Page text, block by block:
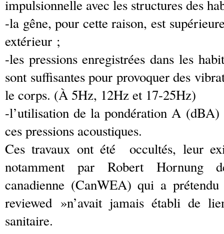
impulsionnelle avec les structures des
-la gêne, pour cette raison, est
extérieur ;
-les pressions enregistrées dans les
sont suffisantes pour provoquer des
le corps. (À 5Hz, 12Hz et 17-25Hz)
-l’utilisation de la pondération A (dBA)
ces pressions acoustiques.
Ces travaux ont été occultés, leur
notamment par Robert Hornung
canadienne (CanWEA) qui a
reviewed »n’avait jamais établi de
sanitaire.